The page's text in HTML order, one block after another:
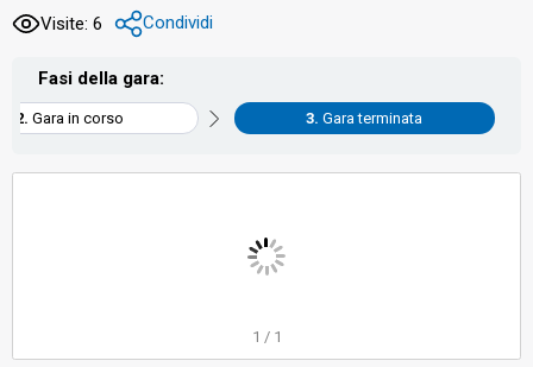
Visite: 6
Condividi
Fasi della gara:
Gara in corso Gara terminata
1 / 1